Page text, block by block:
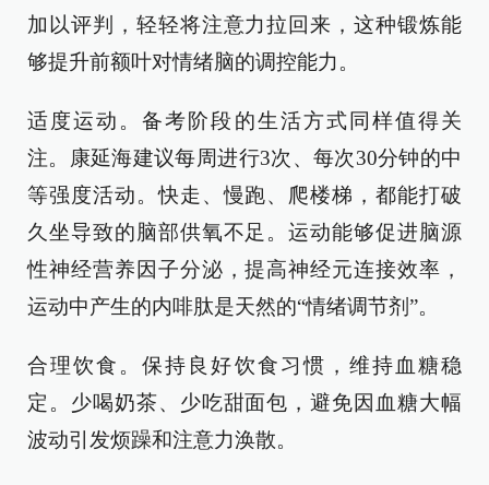
加以评判，轻轻将注意力拉回来，这种锻炼能
够提升前额叶对情绪脑的调控能力。
适度运动。备考阶段的生活方式同样值得关
注。康延海建议每周进行3次、每次30分钟的中
等强度活动。快走、慢跑、爬楼梯，都能打破
久坐导致的脑部供氧不足。运动能够促进脑源
性神经营养因子分泌，提高神经元连接效率，
运动中产生的内啡肽是天然的“情绪调节剂”。
合理饮食。保持良好饮食习惯，维持血糖稳
定。少喝奶茶、少吃甜面包，避免因血糖大幅
波动引发烦躁和注意力涣散。